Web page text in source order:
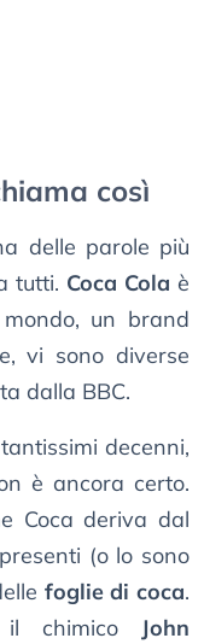
così
delle parole più
tutti. Coca Cola è
un brand
vi sono diverse
dalla BBC.
decenni,
è ancora certo.
Coca deriva dal
(o lo sono
foglie di coca.
il chimico John